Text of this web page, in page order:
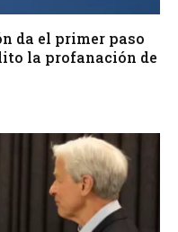
da el primer paso
la profanación de